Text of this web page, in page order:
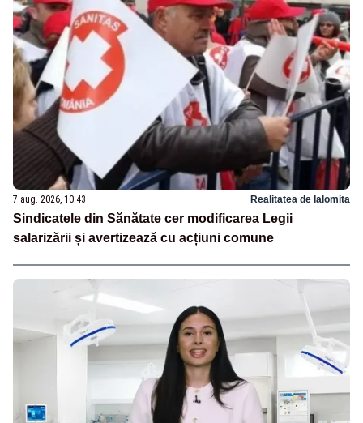
7 aug. 2026, 10:43 Realitatea de Ialomita
Sindicatele din Sănătate cer modificarea Legii
salarizării și avertizează cu acțiuni comune